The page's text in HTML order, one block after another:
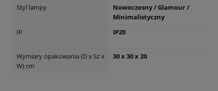
Styl lampy
Nowoczesny / Glamour /
Minimalistyczny
IP
IP20
Wymiary opakowania (D x Sz x
W) cm
30 x 30 x 20